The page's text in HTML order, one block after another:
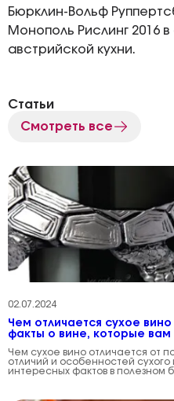
Бюрклин-Вольф
Монополь Рислинг 2016
австрийской кухни.
Статьи
Смотреть все
02.07.2024
Чем отличается сухое
факты о вине, которые вам
Чем сухое вино отличается от
отличий и особенностей сухого
интересных фактов в полезном